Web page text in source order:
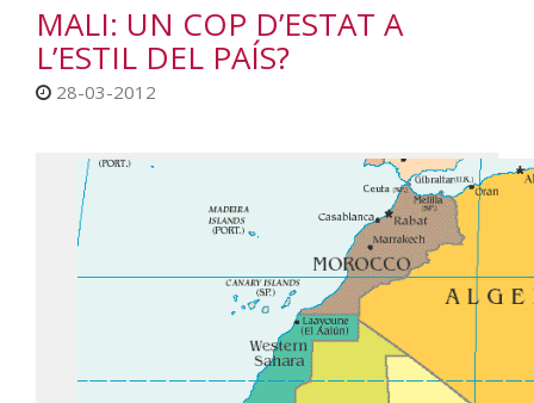
MALI: UN COP D’ESTAT A
L’ESTIL DEL PAÍS?
28-03-2012